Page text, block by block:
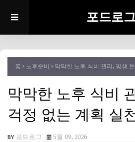
포드로
홈 노후준비 막막한 노후 식비 관리, 평생
막막한 노후 식비
걱정 없는 계획 실
포드로그 5월 09, 2026